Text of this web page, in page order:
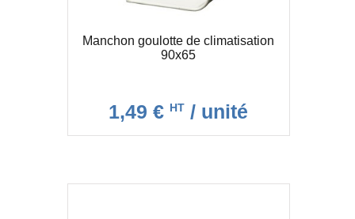
Manchon goulotte de climatisation
90x65
1,49 € HT / unité